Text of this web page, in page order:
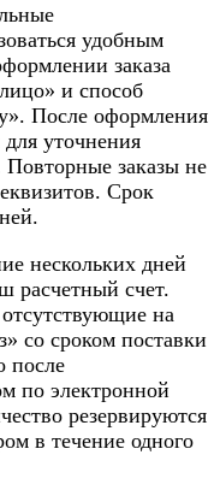
удобным
заказа
и способ
После оформления
уточнения
Повторные заказы не
Срок
нескольких дней
расчетный счет.
на
со сроком поставки
после
по электронной
резервируются
в течение одного